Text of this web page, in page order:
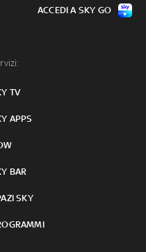
TV
APPS
BAR
SKY
ACCEDI A SKY GO